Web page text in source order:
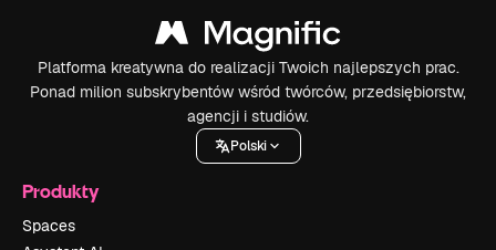
Platforma kreatywna do realizacji Twoich najlepszych prac.
Ponad milion subskrybentów wśród twórców, przedsiębiorstw,
agencji i studiów.
Polski
Produkty
Spaces